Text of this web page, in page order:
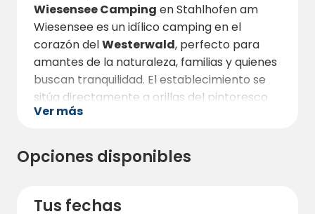
Wiesensee Camping en Stahlhofen am
Wiesensee es un idílico camping en el
corazón delWesterwald, perfecto para
amantes de la naturaleza, familias y quienes
buscan tranquilidad. El establecimiento se
sitúa directamente a orillas del pintoresco
Wiesensee
Tenga en cuenta que el Wiesensee
actualmente no tiene agua.
autocaravanas, caravanas y tiendas de
Ver más
Opciones disponibles
Tus fechas